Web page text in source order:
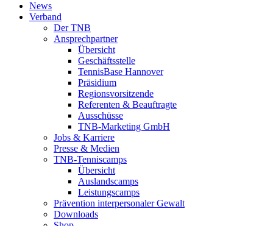
News
Verband
Der TNB
Ansprechpartner
Übersicht
Geschäftsstelle
TennisBase Hannover
Präsidium
Regionsvorsitzende
Referenten & Beauftragte
Ausschüsse
TNB-Marketing GmbH
Jobs & Karriere
Presse & Medien
TNB-Tenniscamps
Übersicht
Auslandscamps
Leistungscamps
Prävention interpersonaler Gewalt
Downloads